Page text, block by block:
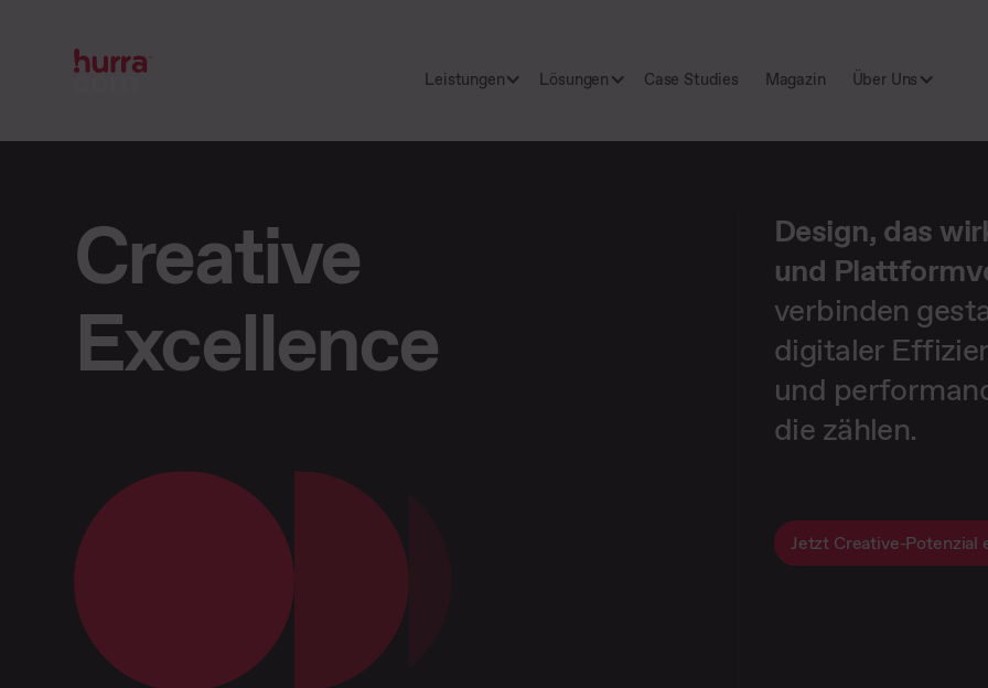
Leistungen Lösungen Case Studies Magazin Über Uns
Creative
Excellence
Design, das
und
verbinden
digitaler
und
die zählen.
Jetzt Creative-Potenzial